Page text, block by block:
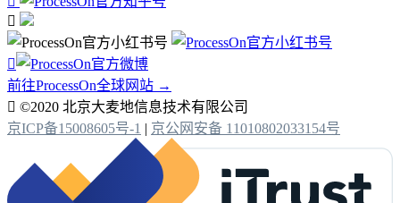


前往ProcessOn全球网站 →
 ©2020 北京大麦地信息技术有限公司
京ICP备15008605号-1 | 京公网安备 11010802033154号